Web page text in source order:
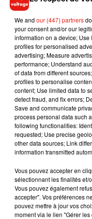
Jérôme et Sophie Vitré
attend qu’il soit
mariés réclament une
€ (le prix du
Musique
7 août
7 août
We and our (447) partners
your consent and/or our
information on a device;
profiles for personalised
advertising; Measure
performance; Understand
of data from different
profiles to personalise
content; Use limited data to
detect fraud, and fix errors;
Save and communicate
process personal data such
following functionalities:
requested; Use precise
other data sources; Link
information transmitted
Vous pouvez accepter en
sélectionnant les finalités et/
Vous pouvez également
accepter". Vos préférences
pouvez mettre à jour vos
moment via le lien "Gérer